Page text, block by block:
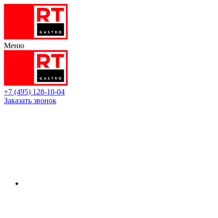
Меню
+7 (495) 128-10-04
Заказать звонок